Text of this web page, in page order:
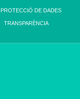
PROTECCIÓ DE DADES
TRANSPARÈNCIA